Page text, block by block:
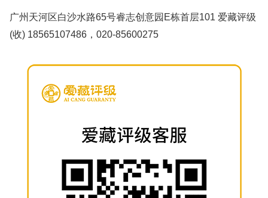
广州天河区白沙水路65号睿志创意园E栋首层101 爱藏评级
(收) 18565107486，020-85600275